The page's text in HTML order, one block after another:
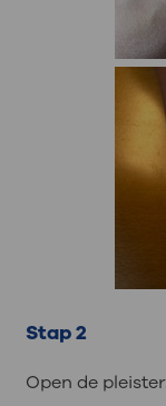
Stap 2
Open de